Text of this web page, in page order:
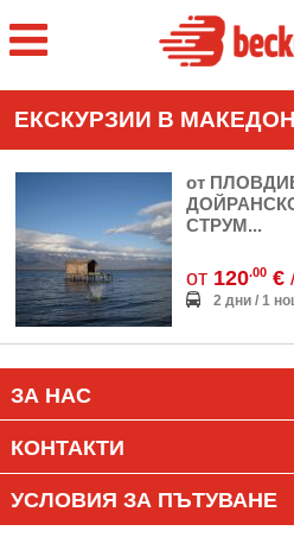
ЕКСКУРЗИИ В
от
СТРУМ...
от 120.00 €
2 дни / 1
ЗА НАС
КОНТАКТИ
УСЛОВИЯ ЗА ПЪТУВАНЕ